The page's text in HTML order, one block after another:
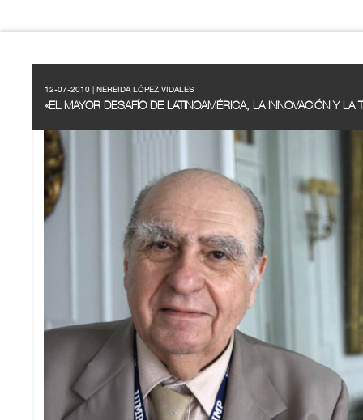
12-07-2010 | NEREIDA LÓPEZ VIDALES
«EL MAYOR DESAFÍO DE LATINOAMÉRICA, LA INNOVACIÓN Y LA